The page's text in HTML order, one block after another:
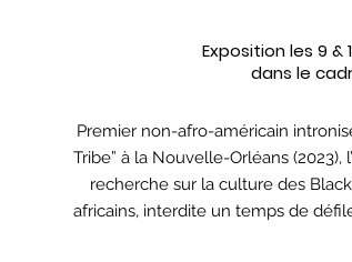
Exposition les 9 &
dans le
Premier non-afro-américain
Tribe” à la Nouvelle-Orléans
recherche sur la culture des
africains, interdite un temps de